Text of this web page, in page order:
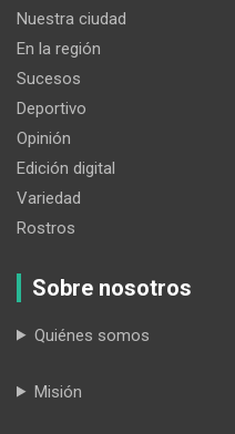
Nuestra ciudad
En la región
Sucesos
Deportivo
Opinión
Edición digital
Variedad
Rostros
Sobre nosotros
Quiénes somos
Misión